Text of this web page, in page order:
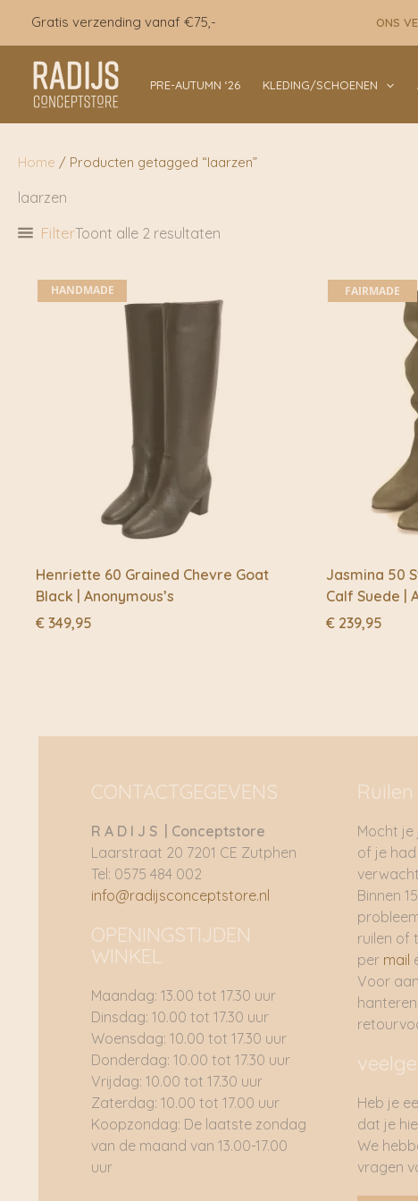
inhoud
Gratis verzending vanaf €75,- ONS
PRE-AUTUMN ‘26 KLEDING/SCHOENEN
Home / Producten getagged “laarzen”
laarzen
FilterToont alle 2 resultaten
HANDMADE
Henriette 60 Grained Chevre Goat
Black | Anonymous’s
€ 349,95
FAIRMADE
Jasmina 50
Calf Suede |
€ 239,95
CONTACTGEGEVENS
R A D I J S | Conceptstore
Laarstraat 20 7201 CE Zutphen
Tel: 0575 484 002
info@radijsconceptstore.nl
OPENINGSTIJDEN
WINKEL
Maandag: 13.00 tot 17.30 uur
Dinsdag: 10.00 tot 17.30 uur
Woensdag: 10.00 tot 17.30 uur
Donderdag: 10.00 tot 17.30 uur
Vrijdag: 10.00 tot 17.30 uur
Zaterdag: 10.00 tot 17.00 uur
Koopzondag: De laatste zondag
van de maand van 13.00-17.00
uur
Mocht je
of je
Binnen
ruilen of
permail
Voor
Heb je
dat je
We
vragen